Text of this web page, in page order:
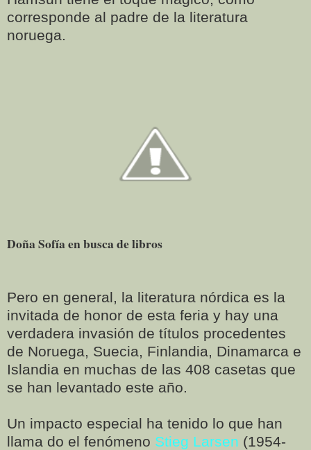
corresponde al padre de la literatura
noruega.
Doña Sofía en busca de libros
Pero en general, la literatura nórdica es la
invitada de honor de esta feria y hay una
verdadera invasión de títulos procedentes
de Noruega, Suecia, Finlandia, Dinamarca e
Islandia en muchas de las 408 casetas que
se han levantado este año.
Un impacto especial ha tenido lo que han
llama do el fenómeno Stieg Larsen (1954-